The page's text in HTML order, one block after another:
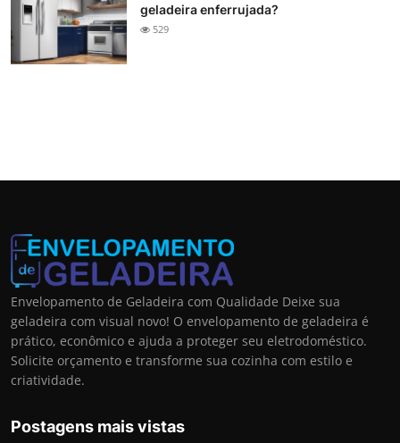
geladeira enferrujada?
529
Envelopamento de Geladeira com Qualidade Deixe sua
geladeira com visual novo! O envelopamento de geladeira é
prático, econômico e ajuda a proteger seu eletrodoméstico.
Solicite orçamento e transforme sua cozinha com estilo e
criatividade.
Postagens mais vistas